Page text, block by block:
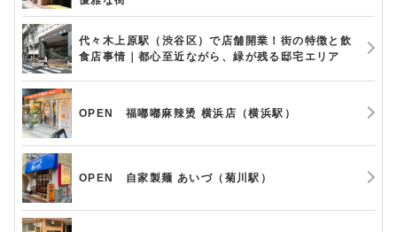
代々木上原駅（渋谷区）で店舗開業！街の特徴と飲
食店事情｜都心至近ながら、緑が残る邸宅エリア
OPEN 福嘟嘟麻辣烫 横浜店（横浜駅）
OPEN 自家製麺 あいづ（菊川駅）